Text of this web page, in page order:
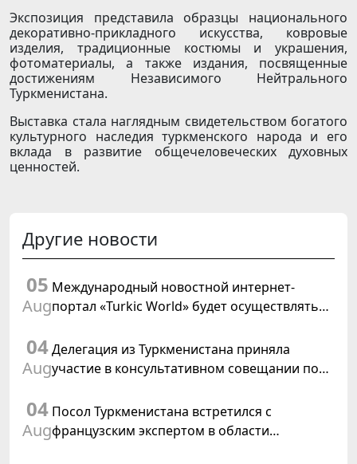
Экспозиция представила образцы национального
декоративно-прикладного искусства, ковровые
изделия, традиционные костюмы и украшения,
фотоматериалы, а также издания, посвященные
достижениям Независимого Нейтрального
Туркменистана.
Выставка стала наглядным свидетельством богатого
культурного наследия туркменского народа и его
вклада в развитие общечеловеческих духовных
ценностей.
Другие новости
05
Aug
Международный новостной интернет-
портал «Turkic World» будет осуществлять
заседания Халк Маслахаты Туркменистана
04
Aug
Делегация из Туркменистана приняла
участие в консультативном совещании по
04
Aug
Посол Туркменистана встретился с
французским экспертом в области